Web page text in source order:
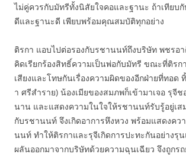
ไม่คู่ควรกับมัทรีทั้งนิสัยใจคอและฐานะ ถ้าเทียบ
ดีและฐานะดี เพียบพร้อมคุณสมบัติทุกอย่าง
ติรกา แอบไปต่อรองกับรชานนท์ถึงบริษัท พชรอา
คิดเรียกร้องสิทธิ์ความเป็นพ่อกับมัทรี ขณะที่ติร
เสียงและโทษกันเรื่องความผิดของอีกฝ่ายที่ทอด
า ศรีสำราย) น้องเมียของสมภพก็เข้ามาเจอ รุจี
นาน และแสดงความในใจให้รชานนท์รับรู้อยู่เส
กับรชานนท์ จึงเกิดอาการหึงหวง พร้อมแสดงคว
นนท์ ทำให้ติรกาและรุจีเกิดการปะทะกันอย่างรุ
ผลันออกมาจากบริษัทด้วยความฉุนเฉียว จึงถูกร